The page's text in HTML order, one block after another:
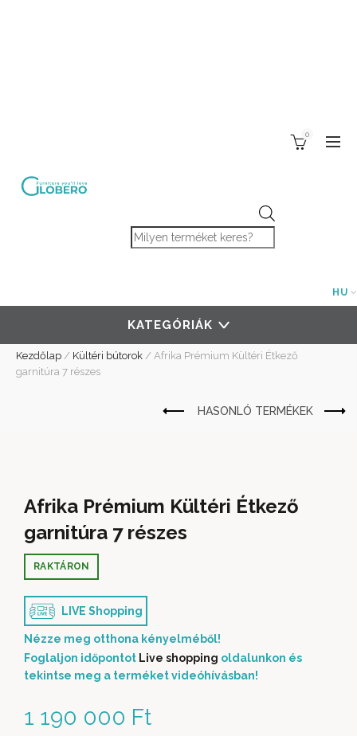
Products search
0
HU
KATEGÓRIÁK
Kezdőlap / Kültéri bútorok / Afrika Prémium Kültéri Étkező
garnitúra 7 részes
Afrika Prémium Kültéri Étkező
garnitúra 7 részes
1 190 000 Ft
RAKTÁRON
LIVE Shopping
Nézze meg otthona kényelméből!
Foglaljon időpontot Live shopping oldalunkon és
tekintse meg a terméket videóhívásban!